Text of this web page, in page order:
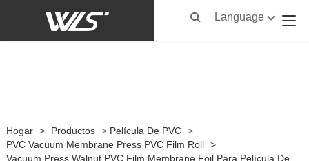
Language
Hogar > Productos > Película De PVC >
PVC Vacuum Membrane Press PVC Film Roll >
Vacuum Press Walnut PVC Film Membrane Foil Para Película De